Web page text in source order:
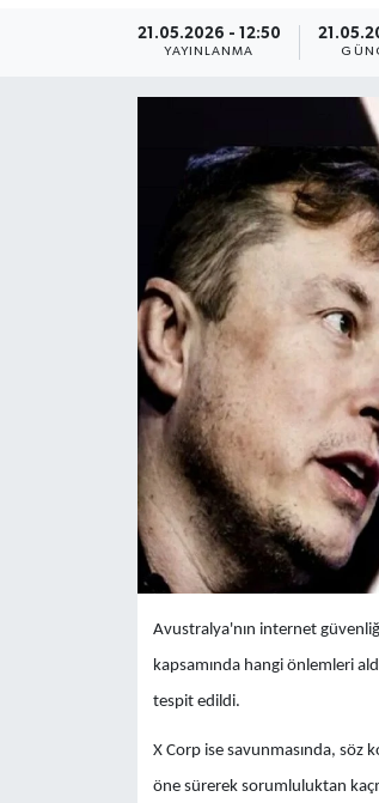
21.05.2026 - 12:50
YAYINLANMA
Avustralya'nın internet
kapsamında hangi önlemleri
tespit edildi.
X Corp ise savunmasında, söz
öne sürerek sorumluluktan
Bi̇li̇m & Teknoloji̇